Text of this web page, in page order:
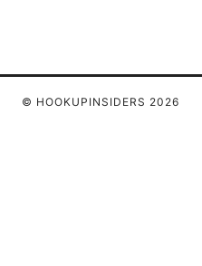
© HOOKUPINSIDERS 2026